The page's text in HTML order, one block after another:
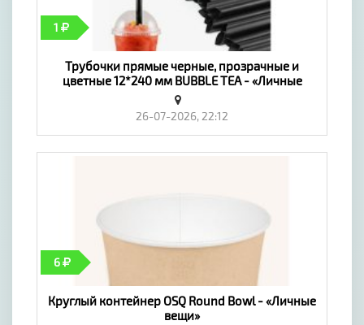
1
Трубочки прямые черные, прозрачные и
цветные 12*240 мм BUBBLE TEA - «Личные
вещи»
26-07-2026, 22:12
6
Круглый контейнер OSQ Round Bowl - «Личные
вещи»